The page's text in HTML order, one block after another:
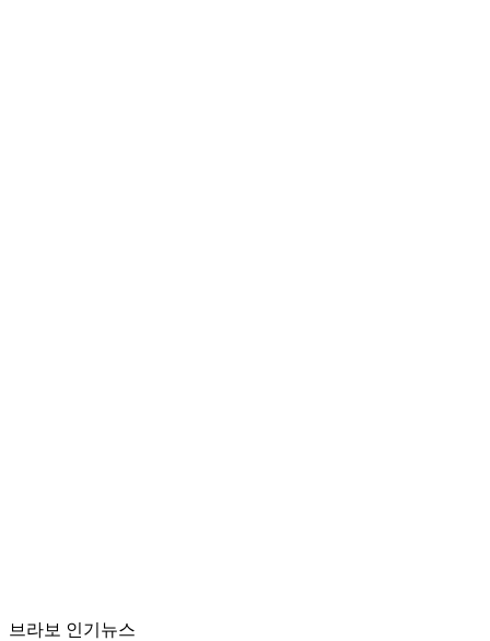
브라보 인기뉴스